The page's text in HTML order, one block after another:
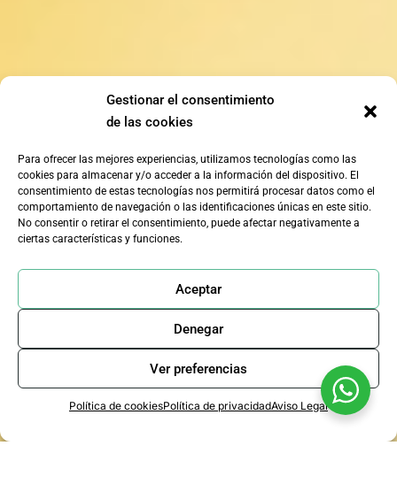
Gestionar el consentimiento
de las cookies
Para ofrecer las mejores experiencias, utilizamos tecnologías como las
cookies para almacenar y/o acceder a la información del dispositivo. El
consentimiento de estas tecnologías nos permitirá procesar datos como el
comportamiento de navegación o las identificaciones únicas en este sitio.
No consentir o retirar el consentimiento, puede afectar negativamente a
ciertas características y funciones.
Aceptar
Denegar
Ver preferencias
Política de cookiesPolítica de privacidadAviso Legal